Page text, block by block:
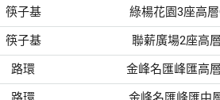
筷子基
綠楊花園3座高
筷子基
聯薪廣場2座高
路環
金峰名匯峰匯高